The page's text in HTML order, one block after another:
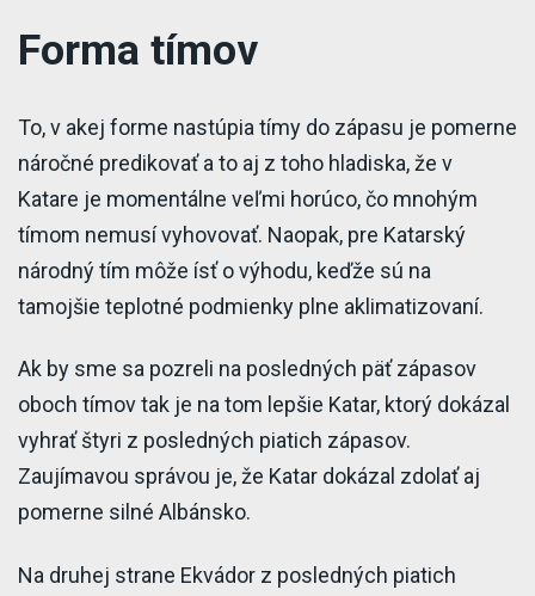
Forma tímov
To, v akej forme nastúpia tímy do zápasu je pomerne
náročné predikovať a to aj z toho hladiska, že v
Katare je momentálne veľmi horúco, čo mnohým
tímom nemusí vyhovovať. Naopak, pre Katarský
národný tím môže ísť o výhodu, keďže sú na
tamojšie teplotné podmienky plne aklimatizovaní.
Ak by sme sa pozreli na posledných päť zápasov
oboch tímov tak je na tom lepšie Katar, ktorý dokázal
vyhrať štyri z posledných piatich zápasov.
Zaujímavou správou je, že Katar dokázal zdolať aj
pomerne silné Albánsko.
Na druhej strane Ekvádor z posledných piatich